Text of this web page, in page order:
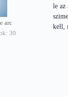
arc
30
le az
kell,